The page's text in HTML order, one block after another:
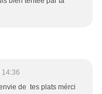
de tes plats mérci